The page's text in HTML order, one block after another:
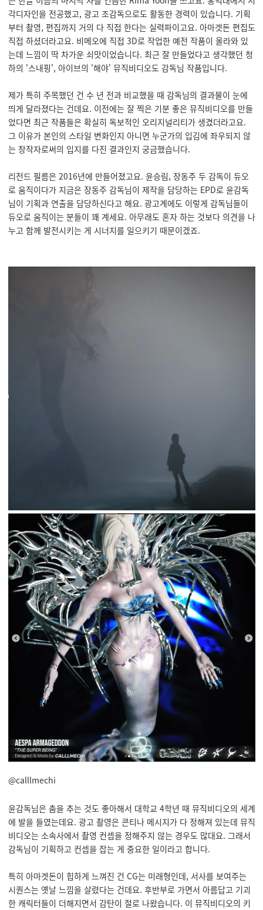
각디자인을 전공했고, 광고 조감독으로도 활동한 경력이 있습니다. 기획
부터 촬영, 편집까지 거의 다 직접 한다는 실력파이고요. 아마겟돈 편집도
직접 하셨더라고요. 비메오에 직접 3D로 작업한 예전 작품이 올라와 있
는데 느낌이 딱 차가운 쇠맛이었습니다. 최근 잘 만들었다고 생각했던 청
하의 '스내핑', 아이브의 '해야' 뮤직비디오도 감독님 작품입니다.
제가 특히 주목했던 건 수 년 전과 비교했을 때 감독님의 결과물이 눈에
띄게 달라졌다는 건데요. 이전에는 잘 찍은 기분 좋은 뮤직비디오를 만들
었다면 최근 작품들은 확실히 독보적인 오리지널리티가 생겼더라고요.
그 이유가 본인의 스타일 변화인지 아니면 누군가의 입김에 좌우되지 않
는 창작자로써의 입지를 다진 결과인지 궁금했습니다.
리전드 필름은 2016년에 만들어졌고요. 윤승림, 장동주 두 감독이 듀오
로 움직이다가 지금은 장동주 감독님이 제작을 담당하는 EPD로 윤감독
님이 기획과 연출을 담당하신다고 해요. 광고계에도 이렇게 감독님들이
듀오로 움직이는 분들이 꽤 계세요. 아무래도 혼자 하는 것보다 의견을 나
누고 함께 발전시키는 게 시너지를 일으키기 때문이겠죠.
@calllmechi
윤감독님은 춤을 추는 것도 좋아해서 대학교 4학년 때 뮤직비디오의 세계
에 발을 들였는데요. 광고 촬영은 콘티나 메시지가 다 정해져 있는데 뮤직
비디오는 소속사에서 촬영 컨셉을 정해주지 않는 경우도 많대요. 그래서
감독님이 기획하고 컨셉을 잡는 게 중요한 일이라고 합니다.
특히 아마겟돈이 힙하게 느껴진 건 CG는 미래형인데, 서사를 보여주는
시퀀스는 옛날 느낌을 살렸다는 건데요. 후반부로 가면서 아름답고 기괴
한 캐릭터들이 더해지면서 감탄이 절로 나왔습니다. 이 뮤직비디오의 키